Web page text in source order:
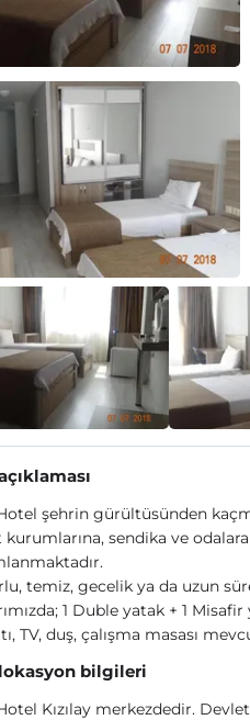
şehrin gürültüsünden
kurumlarına, sendika ve
temiz, gecelik ya da uzun
1 Duble yatak + 1
TV, duş, çalışma masası
bilgileri
Kızılay merkezdedir.